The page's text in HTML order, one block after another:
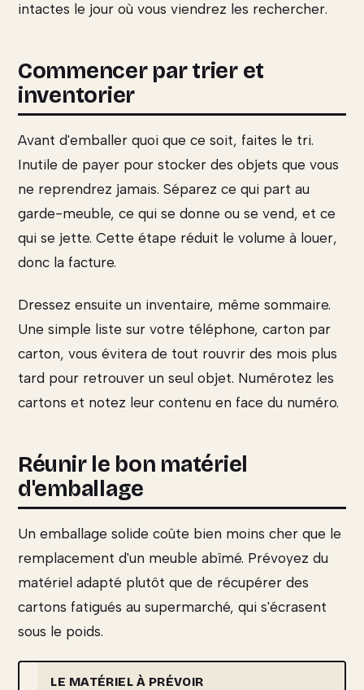
intactes le jour où vous viendrez les rechercher.
Commencer par trier et
inventorier
Avant d'emballer quoi que ce soit, faites le tri.
Inutile de payer pour stocker des objets que vous
ne reprendrez jamais. Séparez ce qui part au
garde-meuble, ce qui se donne ou se vend, et ce
qui se jette. Cette étape réduit le volume à louer,
donc la facture.
Dressez ensuite un inventaire, même sommaire.
Une simple liste sur votre téléphone, carton par
carton, vous évitera de tout rouvrir des mois plus
tard pour retrouver un seul objet. Numérotez les
cartons et notez leur contenu en face du numéro.
Réunir le bon matériel
d'emballage
Un emballage solide coûte bien moins cher que le
remplacement d'un meuble abîmé. Prévoyez du
matériel adapté plutôt que de récupérer des
cartons fatigués au supermarché, qui s'écrasent
sous le poids.
LE MATÉRIEL À PRÉVOIR